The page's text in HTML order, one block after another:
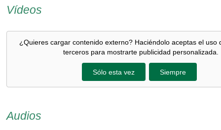
Vídeos
¿Quieres cargar contenido externo? Haciéndolo aceptas el uso
terceros para mostrarte publicidad personalizada.
Sólo esta vez Siempre
Audios